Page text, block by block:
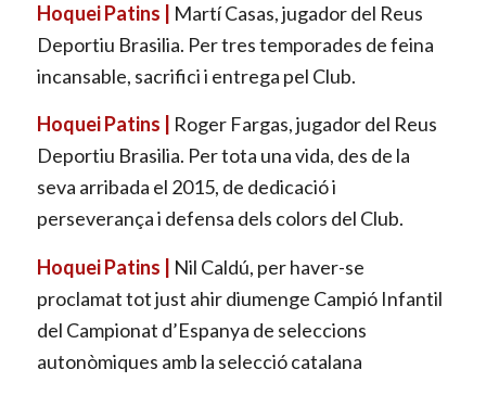
Hoquei Patins |
Martí Casas, jugador del Reus
Deportiu Brasilia. Per tres temporades de feina
incansable, sacrifici i entrega pel Club.
Hoquei Patins |
Roger Fargas, jugador del Reus
Deportiu Brasilia. Per tota una vida, des de la
seva arribada el 2015, de dedicació i
perseverança i defensa dels colors del Club.
Hoquei Patins | Nil Caldú, per haver-se
proclamat tot just ahir diumenge Campió Infantil
del Campionat d’Espanya de seleccions
autonòmiques amb la selecció catalana